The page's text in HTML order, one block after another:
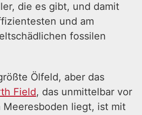
die es gibt, und damit
und am
fossilen
Ölfeld, aber das
Field, das unmittelbar vor
Meeresboden liegt, ist mit